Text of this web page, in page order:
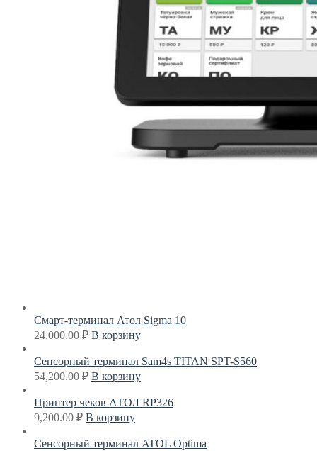
Смарт-терминал Атол Sigma 10
24,000.00 ₽ В корзину
Сенсорный терминал Sam4s TITAN SPT-S560
54,200.00 ₽ В корзину
Принтер чеков АТОЛ RP326
9,200.00 ₽ В корзину
Сенсорный терминал ATOL Optima